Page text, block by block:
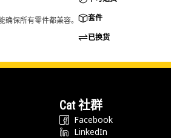
保所有零件都兼容。
套件
已换货
Cat 社群
Facebook
LinkedIn